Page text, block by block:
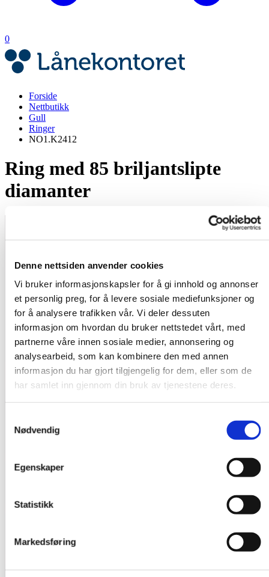
Denne nettsiden anvender cookies
Vi bruker informasjonskapsler for å gi innhold og annonser
et personlig preg, for å levere sosiale mediefunksjoner og
for å analysere trafikken vår. Vi deler dessuten
informasjon om hvordan du bruker nettstedet vårt, med
partnerne våre innen sosiale medier, annonsering og
analysearbeid, som kan kombinere den med annen
informasjon du har gjort tilgjengelig for dem, eller som de
har samlet inn gjennom din bruk av tjenestene deres.
Nødvendig
Egenskaper
Statistikk
Markedsføring
0
Forside
Nettbutikk
Gull
Ringer
NO1.K2412
Ring med 85 briljantslipte
diamanter